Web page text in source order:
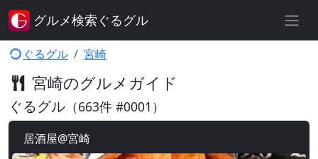
ぐるグル 宮崎
宮崎のグルメガイド
ぐるグル （663件 #0001）
居酒屋@宮崎
グルメ検索ぐるグル